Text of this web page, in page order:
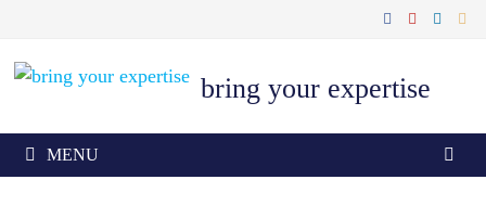
content
bring your expertise
MENU